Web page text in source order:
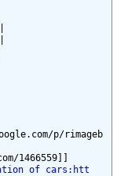
p/rimageb
of cars:htt